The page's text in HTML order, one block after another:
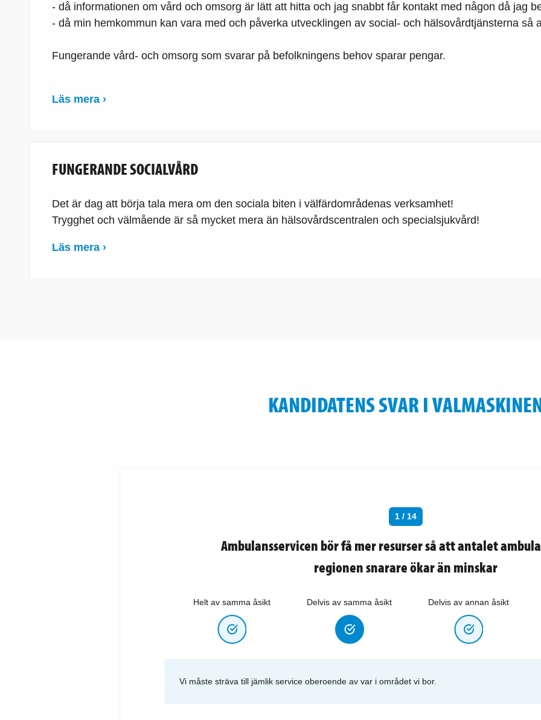
- då informationen om vård och omsorg är lätt att hitta och jag snabbt får kontakt med någon då jag
- då min hemkommun kan vara med och påverka utvecklingen av social- och hälsovårdtjänsterna så
Fungerande vård- och omsorg som svarar på befolkningens behov sparar pengar.
Läs mera ›
FUNGERANDE SOCIALVÅRD
Det är dag att börja tala mera om den sociala biten i välfärdområdenas verksamhet!
Trygghet och välmående är så mycket mera än hälsovårdscentralen och specialsjukvård!
Läs mera ›
KANDIDATENS SVAR I
1 / 14
Ambulansservicen bör få mer resurser så att antalet
regionen snarare ökar än minskar
Helt av samma åsikt Delvis av samma åsikt Delvis av annan åsikt
Vi måste sträva till jämlik service oberoende av var i området vi bor.